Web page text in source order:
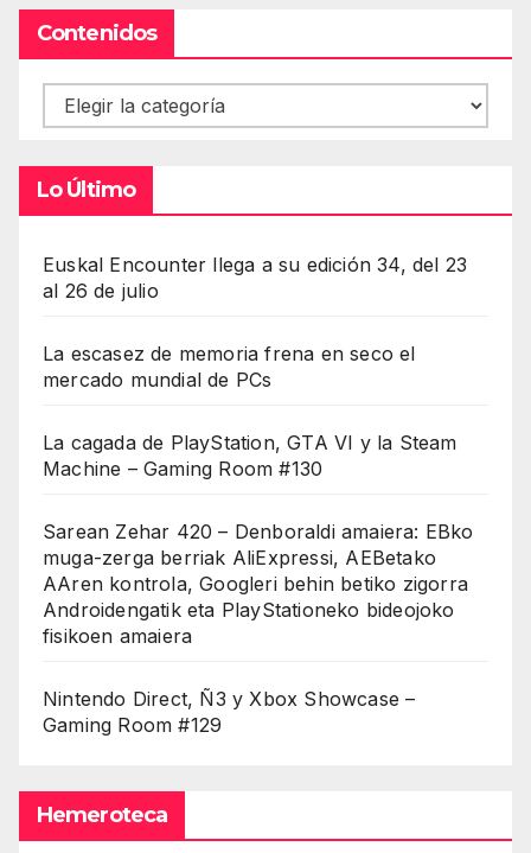
Contenidos
Contenidos
Lo Último
Euskal Encounter llega a su edición 34, del 23
al 26 de julio
La escasez de memoria frena en seco el
mercado mundial de PCs
La cagada de PlayStation, GTA VI y la Steam
Machine – Gaming Room #130
Sarean Zehar 420 – Denboraldi amaiera: EBko
muga-zerga berriak AliExpressi, AEBetako
AAren kontrola, Googleri behin betiko zigorra
Androidengatik eta PlayStationeko bideojoko
fisikoen amaiera
Nintendo Direct, Ñ3 y Xbox Showcase –
Gaming Room #129
Hemeroteca